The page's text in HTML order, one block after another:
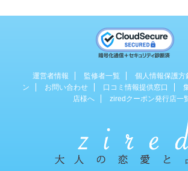
運営者情報 監修者一覧 個人情報保護方
ン
お問い合わせ 口コミ情報提供窓口
店様へ
ziredクーポン発行店一